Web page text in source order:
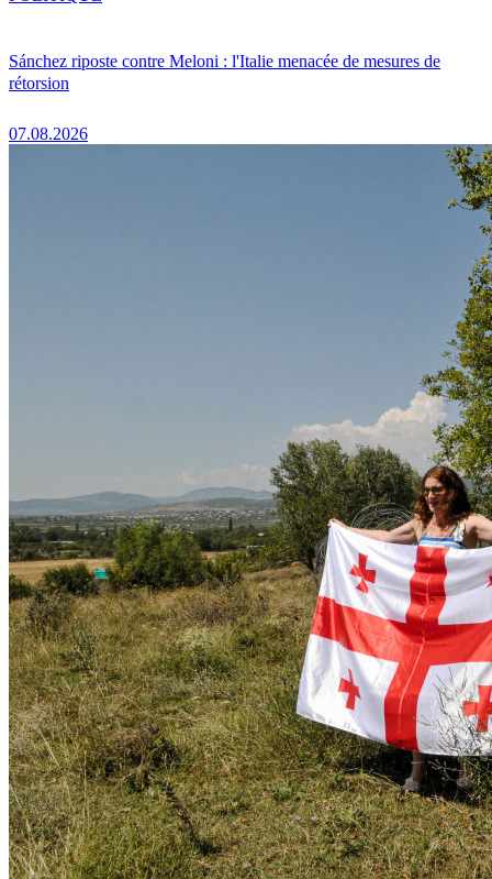
Sánchez riposte contre Meloni : l'Italie menacée de mesures de
rétorsion
07.08.2026